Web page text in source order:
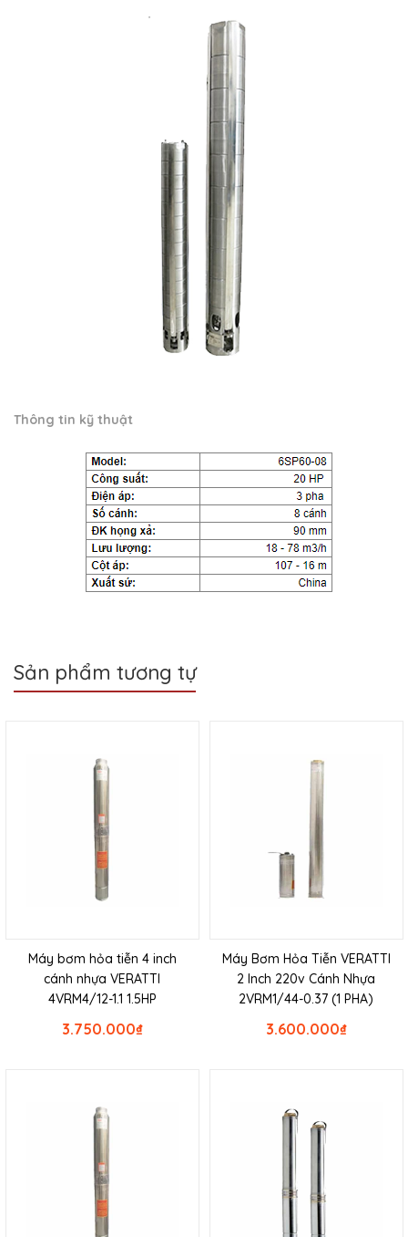
Thông tin kỹ thuật
Sản phẩm tương tự
Máy bơm hỏa tiễn 4 inch
cánh nhựa VERATTI
4VRM4/12-1.1 1.5HP
₫
3.750.000
Máy Bơm Hỏa Tiễn VERATTI
2 Inch 220v Cánh Nhựa
2VRM1/44-0.37 (1 PHA)
₫
3.600.000